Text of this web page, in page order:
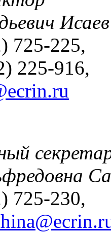
Исаев
725-225,
225-916,
725-230,